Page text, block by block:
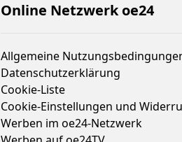
Online Netzwerk oe24
Allgemeine
Datenschutzerklärung
Cookie-Liste
Cookie-Einstellungen und
Werben im oe24-Netzwerk